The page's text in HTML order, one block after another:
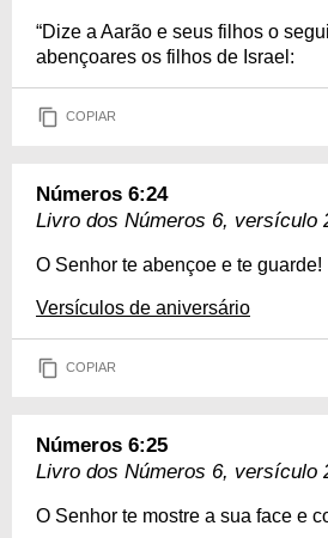
“Dize a Aarão e seus filhos o
abençoares os filhos de Israel:
COPIAR
Números 6:24
Livro dos Números 6, versículo
O Senhor te abençoe e te guarde!
Versículos de aniversário
COPIAR
Números 6:25
Livro dos Números 6, versículo
O Senhor te mostre a sua face e